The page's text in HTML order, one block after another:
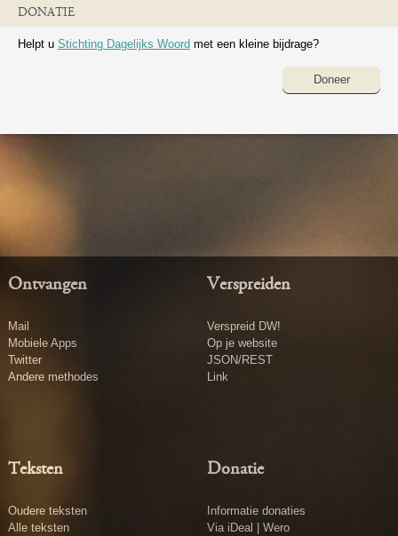
DONATIE
Helpt u Stichting Dagelijks Woord met een kleine bijdrage?
Doneer
Ontvangen
Mail
Mobiele Apps
Twitter
Andere methodes
Verspreiden
Verspreid DW!
Op je website
JSON/REST
Link
Teksten
Oudere teksten
Alle teksten
Donatie
Informatie donaties
Via iDeal | Wero